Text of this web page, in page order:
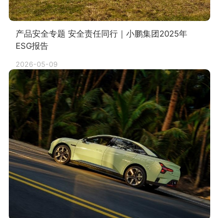
产品安全专题 安全责任同行｜小鹏集团2025年
ESG报告
2026-05-09